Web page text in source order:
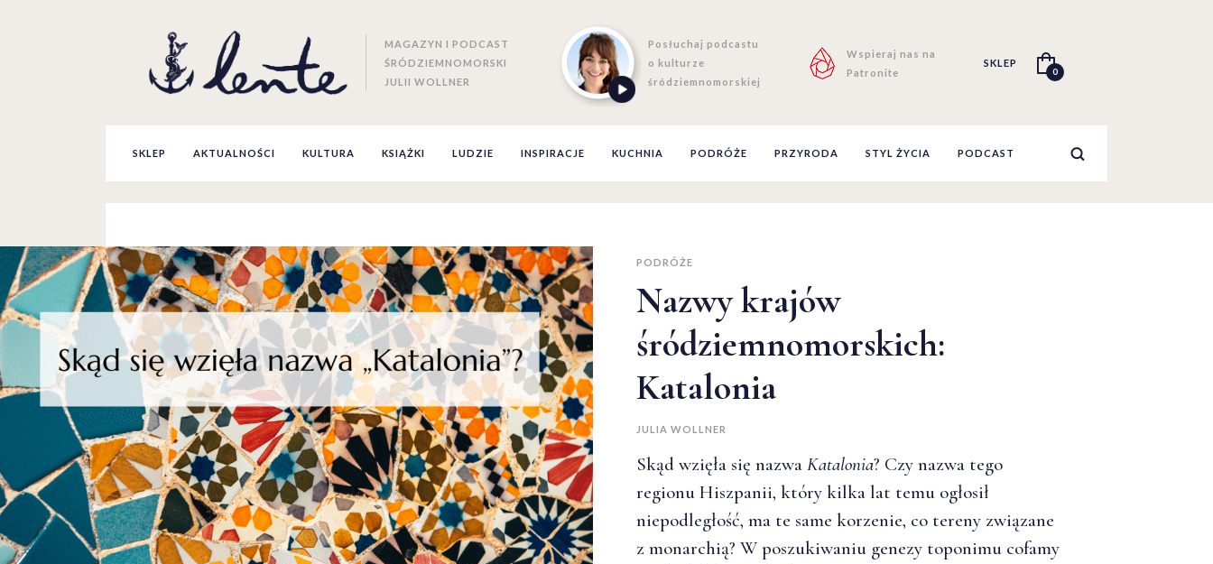
MAGAZYN I PODCAST
ŚRÓDZIEMNOMORSKI
JULII WOLLNER
Posłuchaj podcastu
o kulturze
śródziemnomorskiej
Wspieraj nas na
Patronite
SKLEP
0
SKLEP AKTUALNOŚCI KULTURA KSIĄŻKI LUDZIE INSPIRACJE KUCHNIA PODRÓŻE PRZYRODA STYL ŻYCIA PODCAST
PODRÓŻE
Nazwy krajów
śródziemnomorskich:
Katalonia
JULIA WOLLNER
Skąd wzięła się nazwa Katalonia? Czy nazwa tego
regionu Hiszpanii, który kilka lat temu ogłosił
niepodległość, ma te same korzenie, co tereny związane
z monarchią? W poszukiwaniu genezy toponimu cofamy